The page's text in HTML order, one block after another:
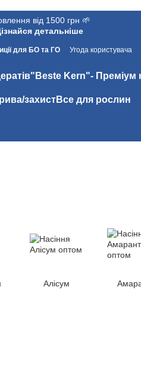
від 1500 грн 🌱
детальніше
для БО та ГО Угода користувача
"Beste Kern"- Преміум
захистВсе для рослин
Алісум